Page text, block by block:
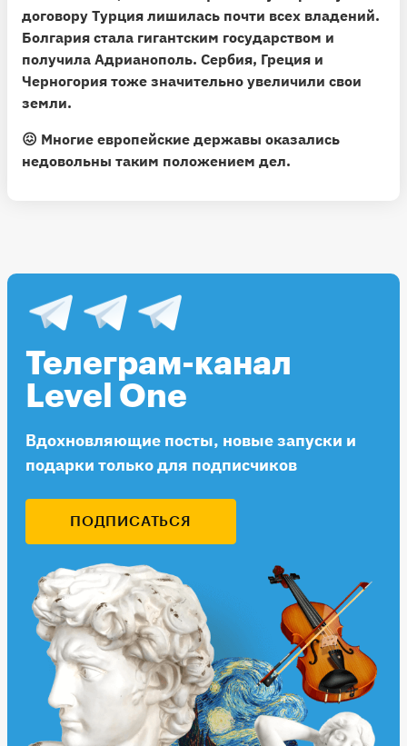
договору Турция лишилась почти всех владений.
Болгария стала гигантским государством и
получила Адрианополь. Сербия, Греция и
Черногория тоже значительно увеличили свои
земли.
😖 Многие европейские державы оказались
недовольны таким положением дел.
Телеграм-канал
Level One
Вдохновляющие посты, новые запуски и
подарки только для подписчиков
ПОДПИСАТЬСЯ